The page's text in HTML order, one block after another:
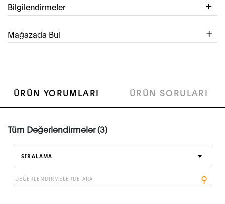
Bilgilendirmeler
Mağazada Bul
ÜRÜN YORUMLARI ÜRÜN SORULARI
Tüm Değerlendirmeler (3)
SIRALAMA
⚲